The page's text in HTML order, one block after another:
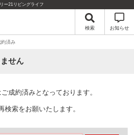
ー21リビングライフ
検索 お知らせ
約済み
せん
成約済みとなっております。
検索をお願いたします。